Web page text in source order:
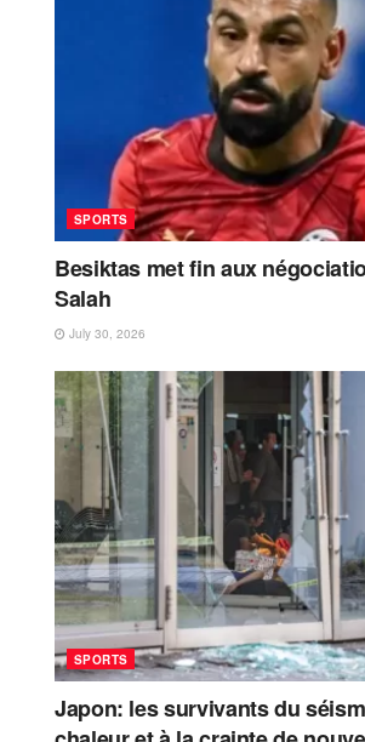
SPORTS
Besiktas met fin aux
Salah
July 30, 2026
SPORTS
Japon: les survivants du